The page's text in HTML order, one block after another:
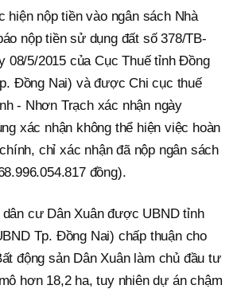
hiện nộp tiền vào ngân sách Nhà
nộp tiền sử dụng đất số 378/TB-
08/5/2015 của Cục Thuế tỉnh Đồng
Đồng Nai) và được Chi cục thuế
- Nhơn Trạch xác nhận ngày
xác nhận không thể hiện việc hoàn
chỉ xác nhận đã nộp ngân sách
đồng).
cư Dân Xuân được UBND tỉnh
Tp. Đồng Nai) chấp thuận cho
động sản Dân Xuân làm chủ đầu tư
hơn 18,2 ha, tuy nhiên dự án chậm